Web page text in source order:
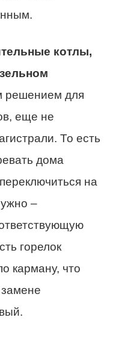
котлы,
решением для
еще не
То есть
дома
на
–
горелок
карману, что